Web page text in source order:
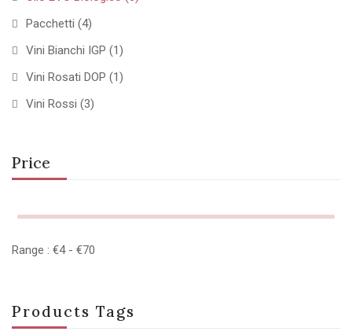
Pacchetti (4)
Vini Bianchi IGP (1)
Vini Rosati DOP (1)
Vini Rossi (3)
Price
Range : €4 - €70
Products Tags